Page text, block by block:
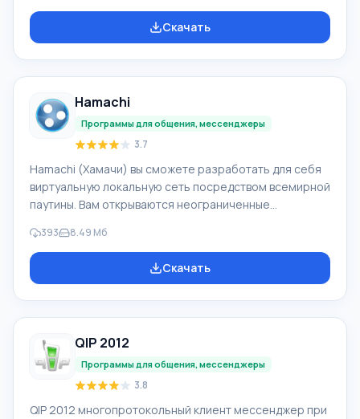
находятся онлайн больше 3 млн пользователей.
Функционал Mail.Ru Агент: У программы Mail.Ru Агент
ВКонтакте и мессенджерах ICQ, Gtalk. Mail.Ru Агент по
Скачать
Hamachi
Программы для общения, мессенджеры
3.7
Hamachi (Хамачи) вы сможете разработать для себя
виртуальную локальную сеть посредством всемирной
паутины. Вам открываются неограниченные
сети, Shared документ. Заметьте, что играть вы
можете с «не официальным» ключом или даже с
помощью crack. Важным фактом является то, что
Программа Хамачи доступна для скачивания с нашего
са
393 8.49 Мб
Скачать
QIP 2012
Программы для общения, мессенджеры
3.8
QIP 2012 многопротокольный клиент мессенджер при